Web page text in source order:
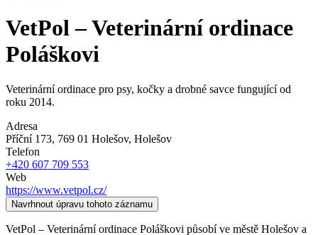
VetPol – Veterinární ordinace
Poláškovi
Veterinární ordinace pro psy, kočky a drobné savce fungující od
roku 2014.
Adresa
Příční 173, 769 01 Holešov, Holešov
Telefon
+420 607 709 553
Web
https://www.vetpol.cz/
Navrhnout úpravu tohoto záznamu
VetPol – Veterinární ordinace Poláškovi působí ve městě Holešov a